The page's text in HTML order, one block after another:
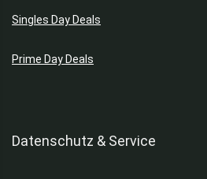
Singles Day Deals
Prime Day Deals
Datenschutz & Service